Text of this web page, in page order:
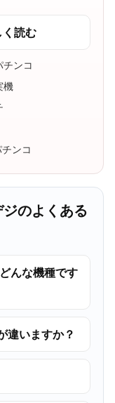
読む
チンコ
機
ンコ
のよくある
んな機種です
違いますか？